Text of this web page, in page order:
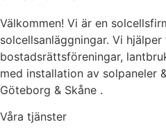
Välkommen! Vi är en
solcellsanläggningar. Vi
bostadsrättsföreningar,
med installation av solpaneler
Göteborg & Skåne .
Våra tjänster